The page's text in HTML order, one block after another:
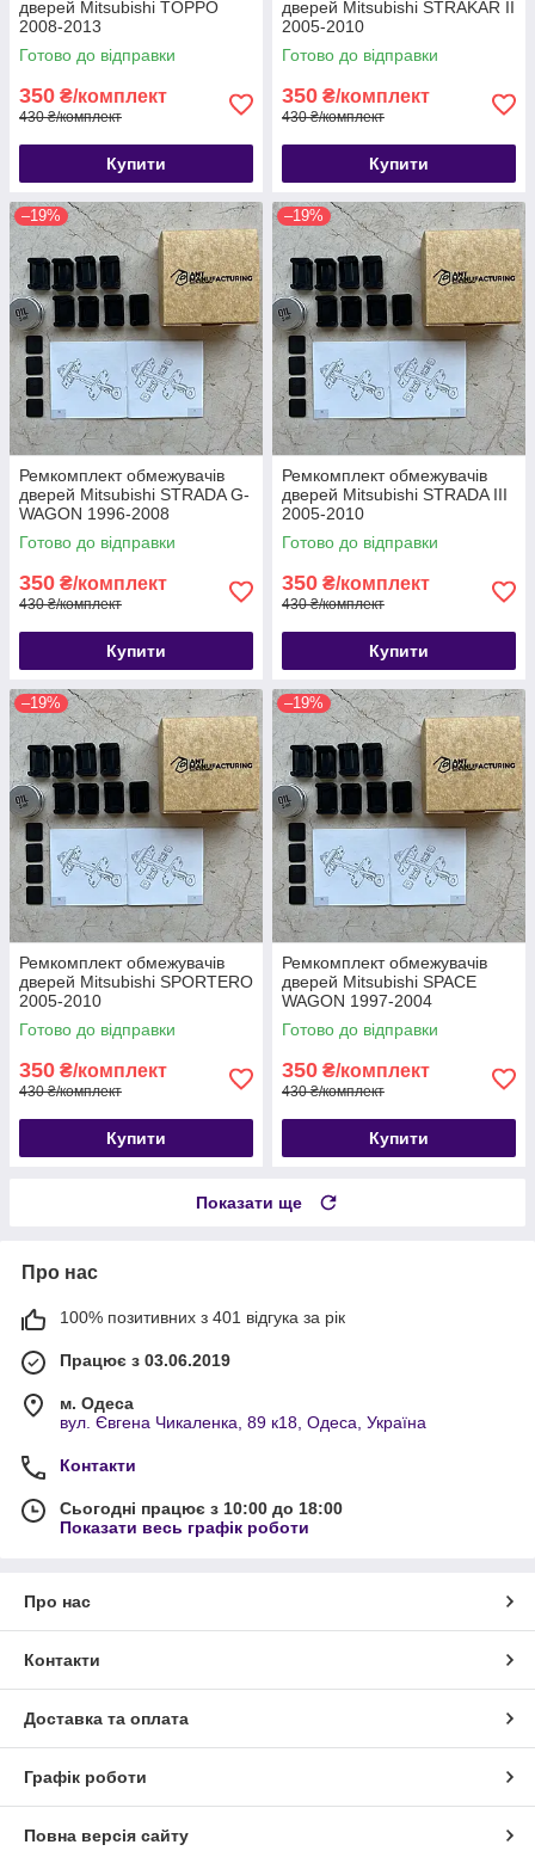
дверей Mitsubishi TOPPO
2008-2013
Готово до відправки
350 ₴/комплект
430 ₴/комплект
Купити
дверей Mitsubishi STRAKAR II
2005-2010
Готово до відправки
350 ₴/комплект
430 ₴/комплект
Купити
–19%
Ремкомплект обмежувачів
дверей Mitsubishi STRADA G-
WAGON 1996-2008
Готово до відправки
350 ₴/комплект
430 ₴/комплект
Купити
–19%
Ремкомплект обмежувачів
дверей Mitsubishi STRADA III
2005-2010
Готово до відправки
350 ₴/комплект
430 ₴/комплект
Купити
–19%
Ремкомплект обмежувачів
дверей Mitsubishi SPORTERO
2005-2010
Готово до відправки
350 ₴/комплект
430 ₴/комплект
Купити
–19%
Ремкомплект обмежувачів
дверей Mitsubishi SPACE
WAGON 1997-2004
Готово до відправки
350 ₴/комплект
430 ₴/комплект
Купити
Показати ще
Про нас
100% позитивних з 401 відгука за рік
Працює з 03.06.2019
м. Одеса
вул. Євгена Чикаленка, 89 к18, Одеса, Україна
Контакти
Сьогодні працює з 10:00 до 18:00
Показати весь графік роботи
Про нас
Контакти
Доставка та оплата
Графік роботи
Повна версія сайту